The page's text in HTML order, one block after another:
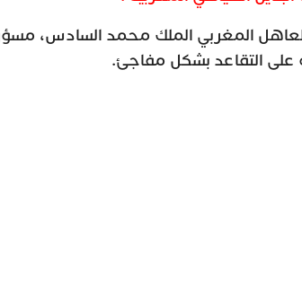
المغربي الملك محمد السادس،
على التقاعد بشكل مفاجئ.